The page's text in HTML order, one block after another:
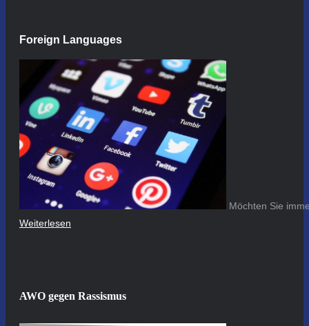
Foreign Languages
Möchten Sie
Weiterlesen
AWO gegen Rassismus